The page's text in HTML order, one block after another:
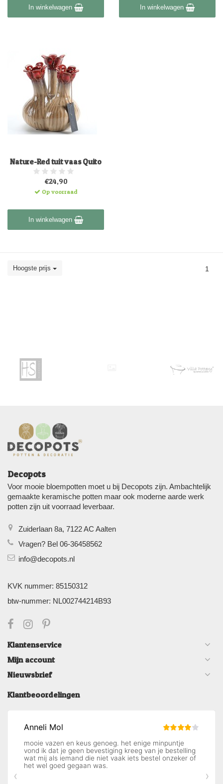
In winkelwagen In winkelwagen
Nature-Red tuit vaas Quito
€24,90
Op voorraad
In winkelwagen
Hoogste prijs 1
Decopots
Voor mooie bloempotten moet u bij Decopots zijn. Ambachtelijk
gemaakte keramische potten maar ook moderne aarde werk
potten zijn uit voorraad leverbaar.
Zuiderlaan 8a, 7122 AC Aalten
Vragen? Bel 06-36458562
info@decopots.nl
KVK nummer: 85150312
btw-nummer: NL002744214B93
Klantenservice
Mijn account
Nieuwsbrief
Klantbeoordelingen